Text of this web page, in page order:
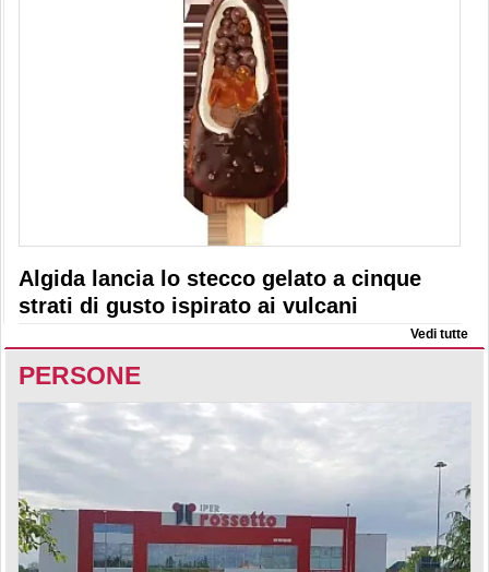
Algida lancia lo stecco gelato a cinque
strati di gusto ispirato ai vulcani
Vedi tutte
PERSONE